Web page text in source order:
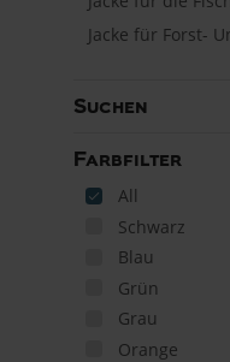
Jacke für Forst-
Suchen
Farbfilter
All
Schwarz
Blau
Grün
Grau
Orange